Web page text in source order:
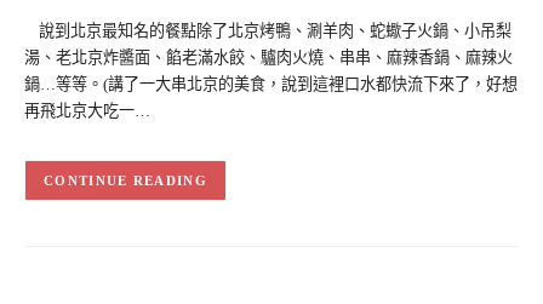
說到北京最知名的餐點除了北京烤鴨、涮羊肉、蛇蠍子火鍋、小吊梨
湯、老北京炸醬面、餡老滿水餃、驢肉火燒、串串、麻辣香鍋、麻辣火
鍋…等等。(講了一大串北京的美食，說到這裡口水都快流下來了，好想
再飛北京大吃一…
CONTINUE READING